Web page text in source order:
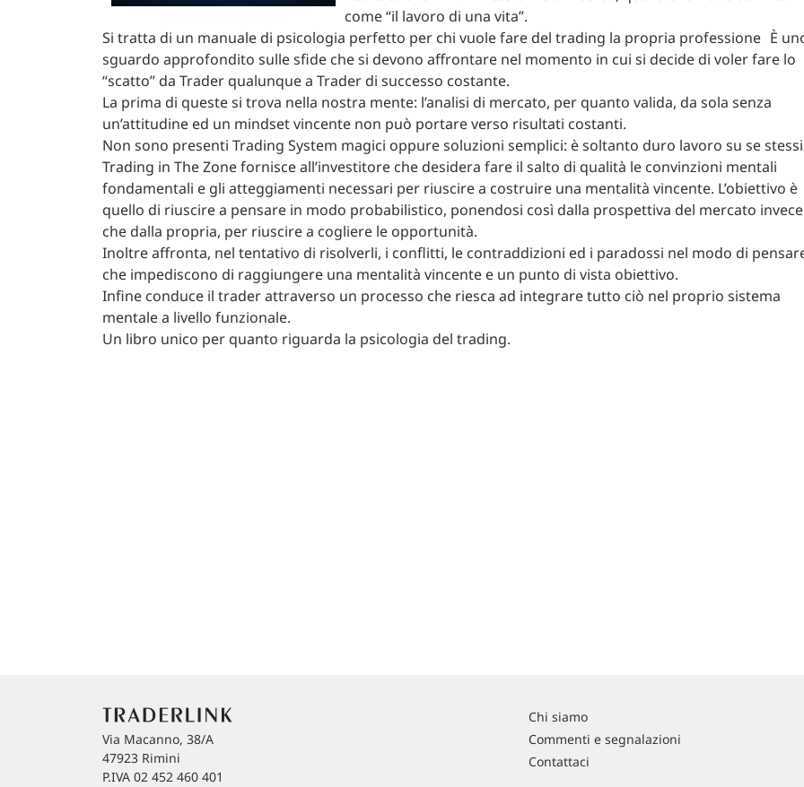
come “il lavoro di una vita”.
Si tratta di un manuale di psicologia perfetto per chi vuole fare del trading la propria professione È
sguardo approfondito sulle sfide che si devono affrontare nel momento in cui si decide di voler fare lo
“scatto” da Trader qualunque a Trader di successo costante.
La prima di queste si trova nella nostra mente: l’analisi di mercato, per quanto valida, da sola senza
un’attitudine ed un mindset vincente non può portare verso risultati costanti.
Non sono presenti Trading System magici oppure soluzioni semplici: è soltanto duro lavoro su se
Trading in The Zone fornisce all’investitore che desidera fare il salto di qualità le convinzioni mentali
fondamentali e gli atteggiamenti necessari per riuscire a costruire una mentalità vincente. L’obiettivo è
quello di riuscire a pensare in modo probabilistico, ponendosi così dalla prospettiva del mercato invece
che dalla propria, per riuscire a cogliere le opportunità.
Inoltre affronta, nel tentativo di risolverli, i conflitti, le contraddizioni ed i paradossi nel modo di
che impediscono di raggiungere una mentalità vincente e un punto di vista obiettivo.
Infine conduce il trader attraverso un processo che riesca ad integrare tutto ciò nel proprio sistema
mentale a livello funzionale.
Un libro unico per quanto riguarda la psicologia del trading.
Via Macanno, 38/A
47923 Rimini
P.IVA 02 452 460 401
Chi siamo
Commenti e segnalazioni
Contattaci